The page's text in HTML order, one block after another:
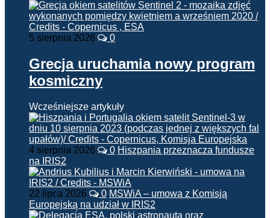
5 sierpnia 2026 0
Grecja uruchamia nowy program
kosmiczny
Wcześniejsze artykuły
4 sierpnia 2026 0 Hiszpania przeznacza fundusze
na IRIS2
22 lipca 2026 0 MSWiA – umowa z Komisją
Europejską na udział w IRIS2